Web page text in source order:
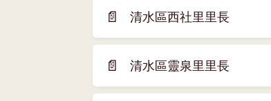
新
視
窗)
📄 清水區西社里里長
(另
開
新
視
窗)
📄 清水區靈泉里里長
(另
開